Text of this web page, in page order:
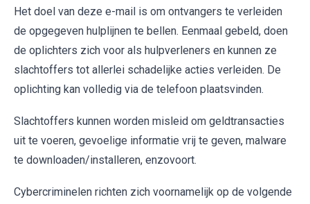
Het doel van deze e-mail is om ontvangers te verleiden
de opgegeven hulplijnen te bellen. Eenmaal gebeld, doen
de oplichters zich voor als hulpverleners en kunnen ze
slachtoffers tot allerlei schadelijke acties verleiden. De
oplichting kan volledig via de telefoon plaatsvinden.
Slachtoffers kunnen worden misleid om geldtransacties
uit te voeren, gevoelige informatie vrij te geven, malware
te downloaden/installeren, enzovoort.
Cybercriminelen richten zich voornamelijk op de volgende